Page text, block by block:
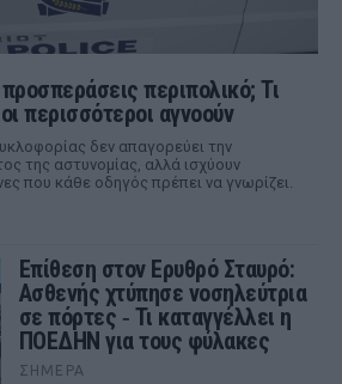
περιπολικό; Τι
περισσότεροι αγνοούν
δεν απαγορεύει την
της αστυνομίας, αλλά ισχύουν
που κάθε οδηγός πρέπει να γνωρίζει.
Επίθεση στον Ερυθρό Σταυρό:
Ασθενής χτύπησε νοσηλεύτρια
σε πόρτες ‑ Τι καταγγέλλει η
ΠΟΕΔΗΝ για τους φύλακες
ΣΉΜΕΡΑ